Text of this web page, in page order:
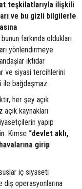
teşkilatlarıyla ilişkili
ve bu gizli bilgilerle
farkında oldukları
yönlendirmeye
iktidar
ve siyasi tercihlerini
ile bağdaşmaz.
her şey açık
açık kaynakları
yapıp
Kimse “devlet aklı,
girip
iç siyaseti
operasyonlarına